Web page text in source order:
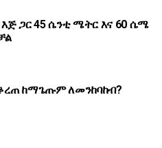
ጋር 45 ሴንቲ ሜትር እና 60 ሴሜ
ከማጌጡም ለመንከባከብ?